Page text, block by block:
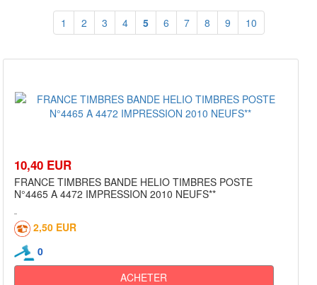
1 2 3 4 5 6 7 8 9 10
10,40 EUR
FRANCE TIMBRES BANDE HELIO TIMBRES POSTE
N°4465 A 4472 IMPRESSION 2010 NEUFS**
2,50 EUR
0
ACHETER